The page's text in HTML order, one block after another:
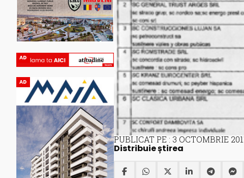
AD
AD
PUBLICAT PE : 3 OCTOMBRIE
Distribuie știrea